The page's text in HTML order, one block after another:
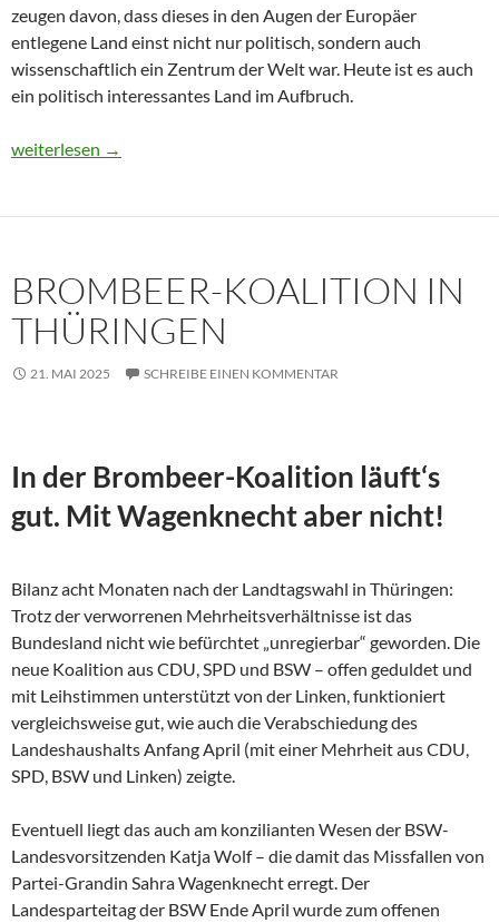
zeugen davon, dass dieses in den Augen der Europäer
entlegene Land einst nicht nur politisch, sondern auch
wissenschaftlich ein Zentrum der Welt war. Heute ist es auch
ein politisch interessantes Land im Aufbruch.
Usbekistan 2025: Unterwegs in einem Land im Aufbruch
weiterlesen →
BROMBEER-KOALITION IN
THÜRINGEN
21. MAI 2025 SCHREIBE EINEN KOMMENTAR
In der Brombeer-Koalition läuft‘s
gut. Mit Wagenknecht aber nicht!
Bilanz acht Monaten nach der Landtagswahl in Thüringen:
Trotz der verworrenen Mehrheitsverhältnisse ist das
Bundesland nicht wie befürchtet „unregierbar“ geworden. Die
neue Koalition aus CDU, SPD und BSW – offen geduldet und
mit Leihstimmen unterstützt von der Linken, funktioniert
vergleichsweise gut, wie auch die Verabschiedung des
Landeshaushalts Anfang April (mit einer Mehrheit aus CDU,
SPD, BSW und Linken) zeigte.
Eventuell liegt das auch am konzilianten Wesen der BSW-
Landesvorsitzenden Katja Wolf – die damit das Missfallen von
Partei-Grandin Sahra Wagenknecht erregt. Der
Landesparteitag der BSW Ende April wurde zum offenen